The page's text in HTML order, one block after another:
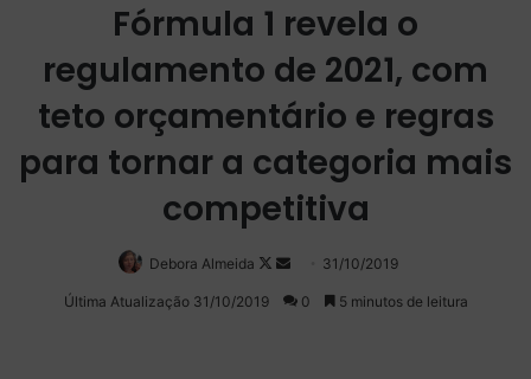
Fórmula 1 revela o
regulamento de 2021, com
teto orçamentário e regras
para tornar a categoria mais
competitiva
Debora Almeida
Follow
on
Mande
um
31/10/2019
Última Atualização 31/10/2019 0 5 minutos de leitura